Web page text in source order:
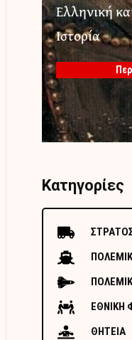
Ελληνική
Ιστορία
Κατηγορίες
ΕΘΝΙΚΗ
ΘΗΤΕΙΑ